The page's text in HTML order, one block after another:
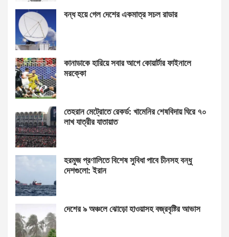
বন্ধ হয়ে গেল দেশের একমাত্র সচল রাডার
কানাডাকে হারিয়ে সবার আগে কোয়ার্টার ফাইনালে
মরক্কো
তেহরান মেট্রোতে রেকর্ড: খামেনির শেষবিদায় ঘিরে ৭০
লাখ যাত্রীর যাতায়াত
হরমুজ প্রণালিতে বিশেষ সুবিধা পাবে চীনসহ বন্ধু
দেশগুলো: ইরান
দেশের ৯ অঞ্চলে ঝোড়ো হাওয়াসহ বজ্রবৃষ্টির আভাস